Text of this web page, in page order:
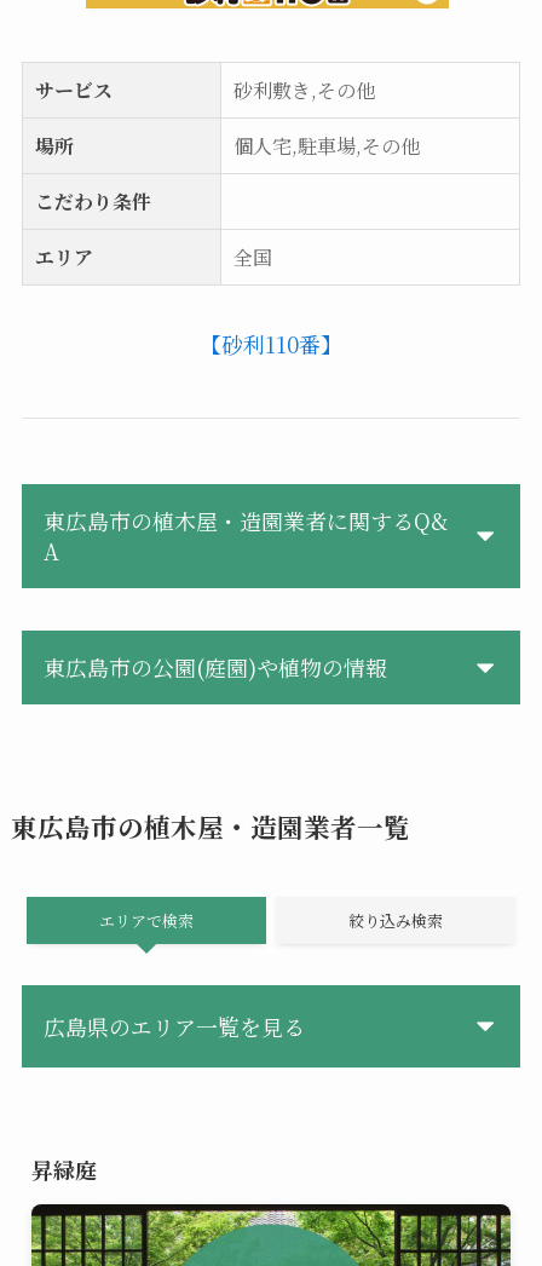
サービス
砂利敷き,その他
場所
個人宅,駐車場,その他
こだわり条件
エリア
全国
【砂利110番】
東広島市の植木屋・造園業者に関するQ&
A
東広島市の公園(庭園)や植物の情報
東広島市の植木屋・造園業者一覧
エリアで検索 絞り込み検索
広島県のエリア一覧を見る
昇緑庭